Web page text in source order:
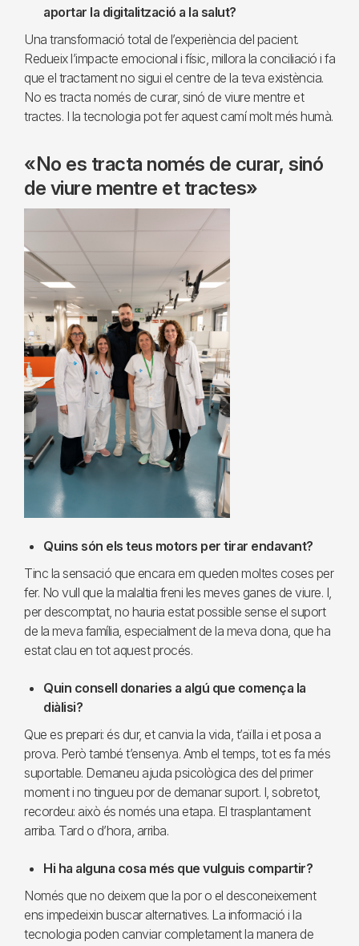
aportar la digitalització a la salut?
Una transformació total de l’experiència del pacient.
Redueix l’impacte emocional i físic, millora la conciliació i fa
que el tractament no sigui el centre de la teva existència.
No es tracta només de curar, sinó de viure mentre et
tractes. I la tecnologia pot fer aquest camí molt més humà.
«No es tracta només de curar, sinó
de viure mentre et tractes»
Quins són els teus motors per tirar endavant?
Tinc la sensació que encara em queden moltes coses per
fer. No vull que la malaltia freni les meves ganes de viure. I,
per descomptat, no hauria estat possible sense el suport
de la meva família, especialment de la meva dona, que ha
estat clau en tot aquest procés.
Quin consell donaries a algú que comença la
diàlisi?
Que es prepari: és dur, et canvia la vida, t’aïlla i et posa a
prova. Però també t’ensenya. Amb el temps, tot es fa més
suportable. Demaneu ajuda psicològica des del primer
moment i no tingueu por de demanar suport. I, sobretot,
recordeu: això és només una etapa. El trasplantament
arriba. Tard o d’hora, arriba.
Hi ha alguna cosa més que vulguis compartir?
Només que no deixem que la por o el desconeixement
ens impedeixin buscar alternatives. La informació i la
tecnologia poden canviar completament la manera de